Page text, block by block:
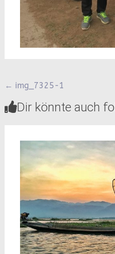
Beitragsnavigation
← img_7325-1
Dir könnte auch